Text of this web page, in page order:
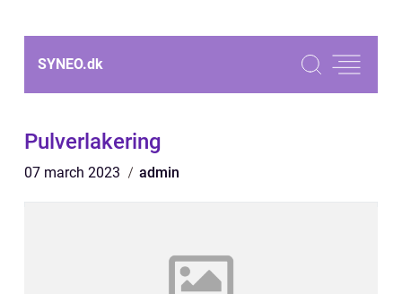
SYNEO.dk
Pulverlakering
07 march 2023 admin